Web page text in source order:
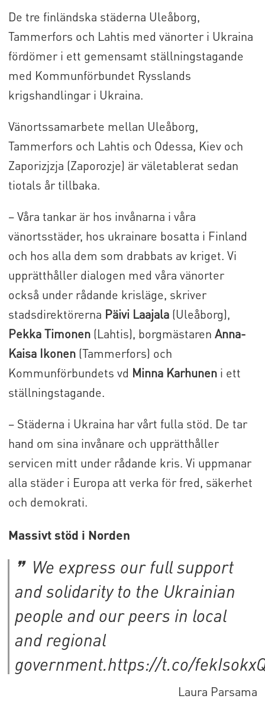
De tre finländska städerna Uleåborg,
Tammerfors och Lahtis med vänorter i Ukraina
fördömer i ett gemensamt ställningstagande
med Kommunförbundet Rysslands
krigshandlingar i Ukraina.
Vänortssamarbete mellan Uleåborg,
Tammerfors och Lahtis och Odessa, Kiev och
Zaporizjzja (Zaporozje) är väletablerat sedan
tiotals år tillbaka.
– Våra tankar är hos invånarna i våra
vänortsstäder, hos ukrainare bosatta i Finland
och hos alla dem som drabbats av kriget. Vi
upprätthåller dialogen med våra vänorter
också under rådande krisläge, skriver
stadsdirektörerna Päivi Laajala(Uleåborg),
Pekka Timonen(Lahtis), borgmästaren Anna-
Kaisa Ikonen(Tammerfors) och
Kommunförbundets vd Minna Karhuneni ett
ställningstagande.
– Städerna i Ukraina har vårt fulla stöd. De tar
hand om sina invånare och upprätthåller
servicen mitt under rådande kris. Vi uppmanar
alla städer i Europa att verka för fred, säkerhet
och demokrati.
Massivt stöd i Norden
We express our full support
and solidarity to the Ukrainian
people and our peers in local
and regional
government.https://t.co/
Laura Parsama